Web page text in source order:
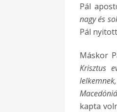
Pál
nagy és
Pál
Máskor
Krisztus
kapta